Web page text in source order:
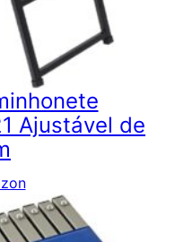
Ajustável de